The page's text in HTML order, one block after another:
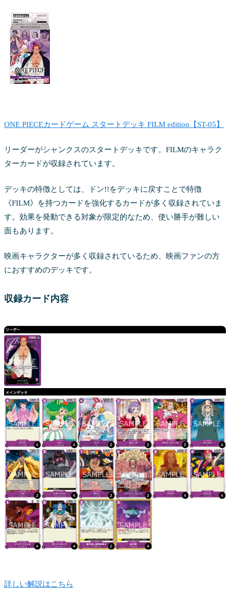
ONE PIECEカードゲーム スタートデッキ FILM edition【ST-05】
リーダーがシャンクスのスタートデッキです。FILMのキャラク
ターカードが収録されています。
デッキの特徴としては、ドン!!をデッキに戻すことで特徴
《FILM》を持つカードを強化するカードが多く収録されていま
す。効果を発動できる対象が限定的なため、使い勝手が難しい
面もあります。
映画キャラクターが多く収録されているため、映画ファンの方
におすすめのデッキです。
収録カード内容
詳しい解説はこちら